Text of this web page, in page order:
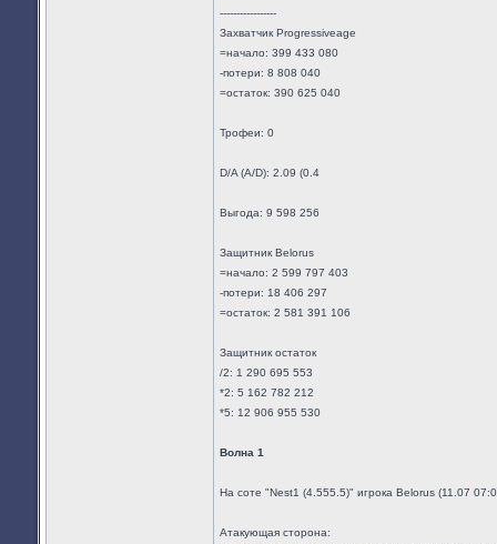
-----------------
Захватчик Progressiveage
=начало: 399 433 080
-потери: 8 808 040
=остаток: 390 625 040
Трофеи: 0
D/A (A/D): 2.09 (0.4
Выгода: 9 598 256
Защитник Belorus
=начало: 2 599 797 403
-потери: 18 406 297
=остаток: 2 581 391 106
Защитник остаток
/2: 1 290 695 553
*2: 5 162 782 212
*5: 12 906 955 530
Волна 1
На соте "Nest1 (4.555.5)" игрока Belorus (11.07
Атакующая сторона: